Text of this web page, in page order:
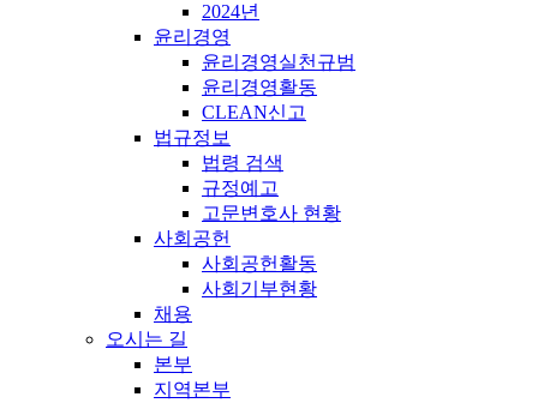
2024년
윤리경영
윤리경영실천규범
윤리경영활동
CLEAN신고
법규정보
법령 검색
규정예고
고문변호사 현황
사회공헌
사회공헌활동
사회기부현황
채용
오시는 길
본부
지역본부